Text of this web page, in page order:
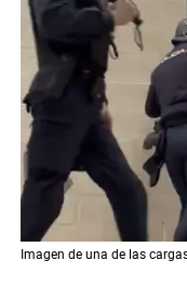
Imagen de una de las